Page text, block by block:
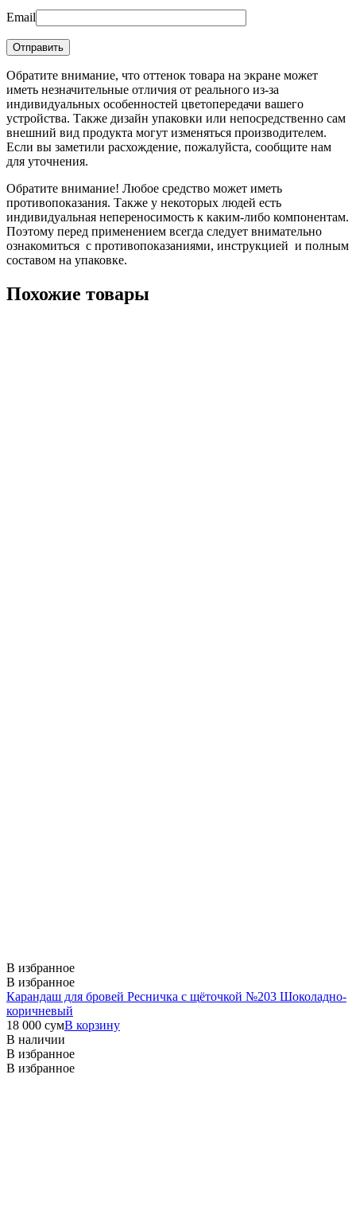
Email
Обратите внимание, что оттенок товара на экране может
иметь незначительные отличия от реального из-за
индивидуальных особенностей цветопередачи вашего
устройства. Также дизайн упаковки или непосредственно сам
внешний вид продукта могут изменяться производителем.
Если вы заметили расхождение, пожалуйста, сообщите нам
для уточнения.
Обратите внимание! Любое средство может иметь
противопоказания. Также у некоторых людей есть
индивидуальная непереносимость к каким-либо компонентам.
Поэтому перед применением всегда следует внимательно
ознакомиться с противопоказаниями, инструкцией и полным
составом на упаковке.
Похожие товары
В избранное
В избранное
Карандаш для бровей Ресничка с щёточкой №203 Шоколадно-
коричневый
18 000 сумВ корзину
В наличии
В избранное
В избранное